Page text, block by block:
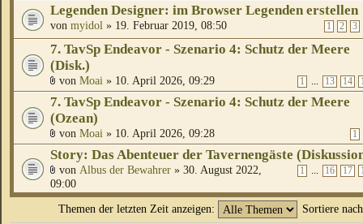
Legenden Designer: im Browser Legenden erstellen
1 2 3
von myidol » 19. Februar 2019, 08:50
7. TavSp Endeavor - Szenario 4: Schutz der Meere
(Disk.)
1 ... 13 14
von Moai » 10. April 2026, 09:29
7. TavSp Endeavor - Szenario 4: Schutz der Meere
(Ozean)
1
von Moai » 10. April 2026, 09:28
Story: Das Abenteuer der Tavernengäste
1 ... 16 17
von Albus der Bewahrer » 30. August 2022,
09:00
Themen der letzten Zeit anzeigen:
Sortiere